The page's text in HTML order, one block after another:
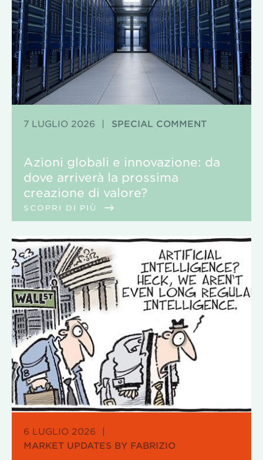
7 LUGLIO 2026 | SPECIAL COMMENT
Azioni globali e innovazione: da
dove arriverà la prossima
creazione di valore?
SCOPRI DI PIÙ
6 LUGLIO 2026
|
MARKET UPDATES BY FABRIZIO